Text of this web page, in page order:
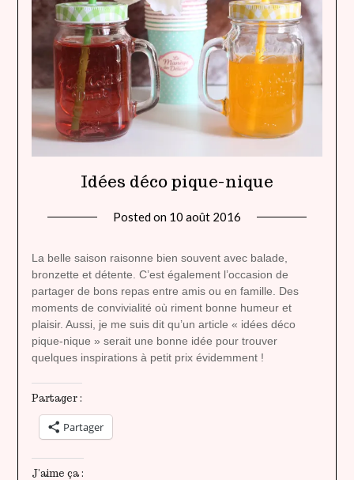
Idées déco pique-nique
Posted on 10 août 2016
heavenly
La belle saison raisonne bien souvent avec balade,
bronzette et détente. C’est également l’occasion de
partager de bons repas entre amis ou en famille. Des
moments de convivialité où riment bonne humeur et
plaisir. Aussi, je me suis dit qu’un article « idées déco
pique-nique » serait une bonne idée pour trouver
quelques inspirations à petit prix évidemment !
Partager :
Partager
J’aime ça :